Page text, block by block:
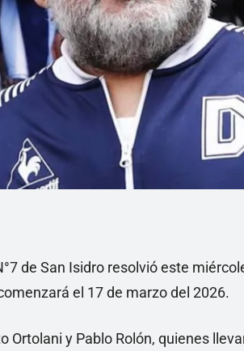
de San Isidro resolvió este
el 17 de marzo del 2026.
Ortolani y Pablo Rolón, quienes